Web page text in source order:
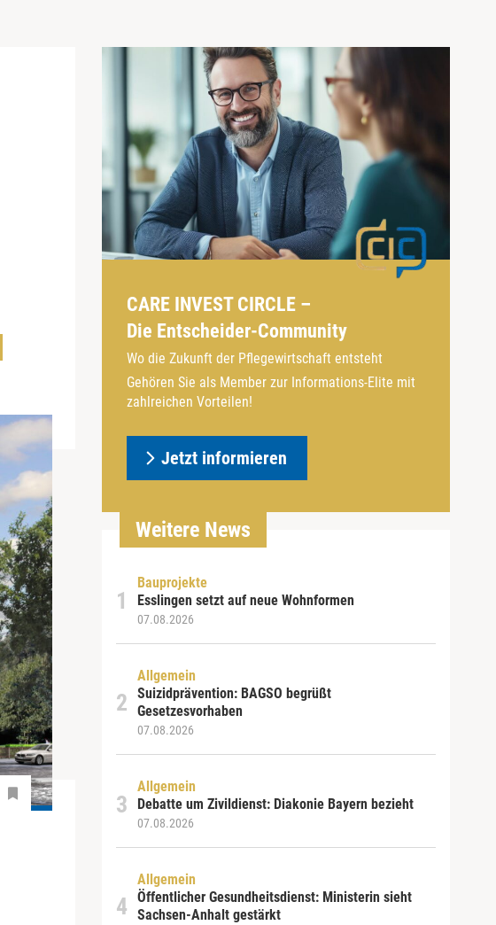
CARE INVEST CIRCLE –
Die Entscheider-Community
Wo die Zukunft der Pflegewirtschaft entsteht
Gehören Sie als Member zur Informations-Elite mit
zahlreichen Vorteilen!
Jetzt informieren
Weitere News
Bauprojekte
Esslingen setzt auf neue Wohnformen
07.08.2026
Allgemein
Suizidprävention: BAGSO begrüßt
Gesetzesvorhaben
07.08.2026
Allgemein
Debatte um Zivildienst: Diakonie Bayern bezieht
07.08.2026
Allgemein
Öffentlicher Gesundheitsdienst: Ministerin sieht
Sachsen-Anhalt gestärkt